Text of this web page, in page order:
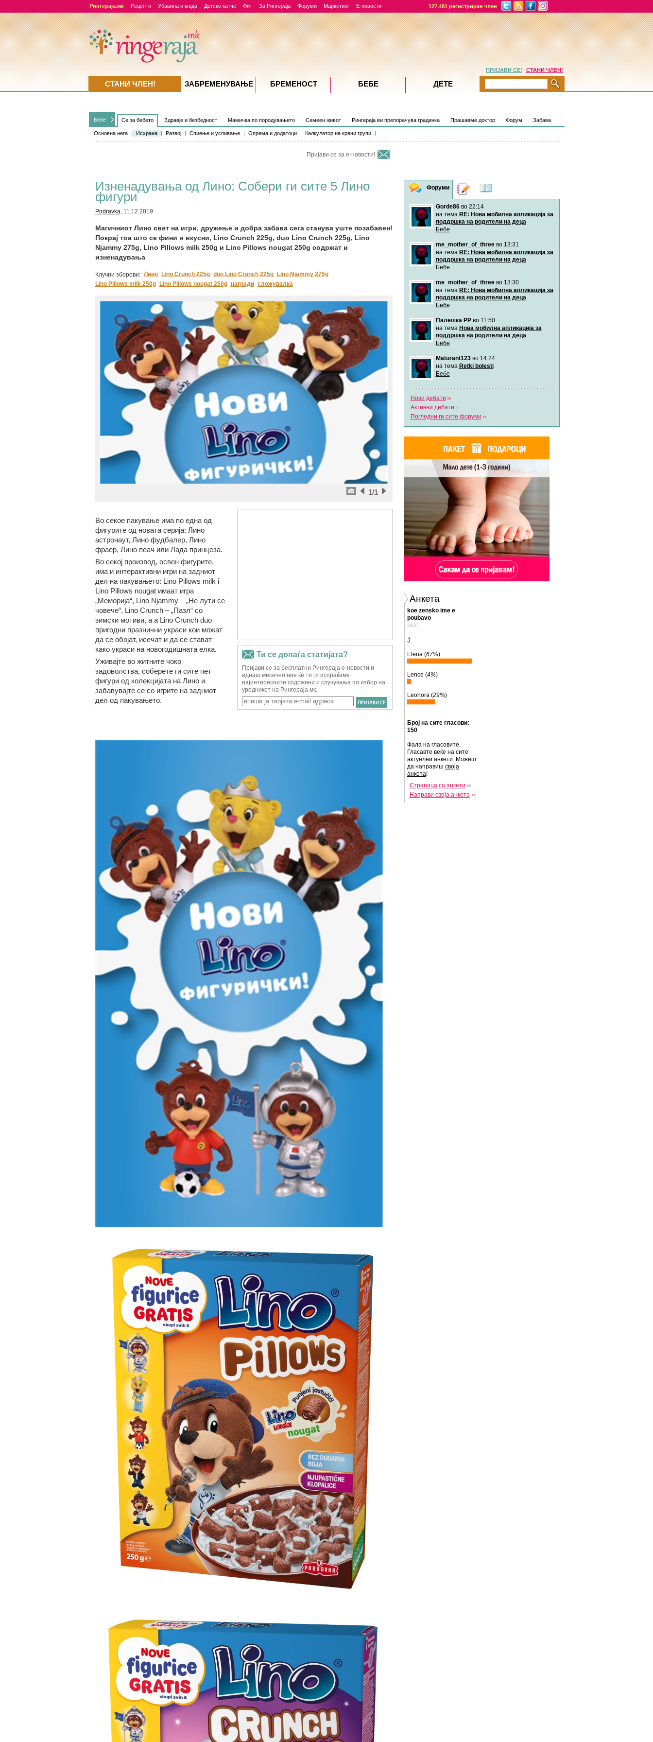
Рингераја.мк Рецепти Убавина и мода Детско катче Фит За Рингераја Форуми Маркетинг Е-новости 127.481 регистриран член
Бебе Се за бебето
Основна нега Исхрана Развој Спиење и успивање Опрема и додатоци Калкулатор на крвни групи
Здравје и безбедност Мамичка по породувањето Семеен живот Рингераја ви препорачува градинка Прашавме доктор Форум Забава
Пријави се за е-новости!
Изненадувања од Лино: Собери ги сите 5 Лино
фигури
Podravka, 11.12.2019
Магичниот Лино свет на игри, дружење и добра забава сега станува уште позабавен!
Покрај тоа што се фини и вкусни, Lino Crunch 225g, duo Lino Crunch 225g, Lino
Njammy 275g, Lino Pillows milk 250g и Lino Pillows nougat 250g содржат и
изненадувања
Клучни зборови: Лино Lino Crunch 225g duo Lino Crunch 225g
Lino Njammy 275g
Lino Pillows milk 250g
Lino Pillows nougat 250g награди сложувалка
/1
1
Во секое пакување има по една од
фигурите од новата серија: Лино
астронаут, Лино фудбалер, Лино
фраер, Лино пеач или Лада принцеза.
Во секој производ, освен фигурите,
има и интерактивни игри на задниот
дел на пакувањето: Lino Pillows milk i
Lino Pillows nougat имаат игра
„Меморија“, Lino Njammy – „Не лути се
човече“, Lino Crunch – „Пазл“ со
зимски мотиви, а a Lino Crunch duo
пригодни празнични украси кои можат
да се обојат, исечат и да се стават
како украси на новогодишната елка.
Уживајте во житните чоко
задоволства, соберете ги сите пет
фигури од колекцијата на Лино и
забавувајте се со игрите на задниот
дел од пакувањето.
Форуми Дневници
Gorde86во 22:14
на тема RE: Нова мобилна апликација за
поддршка на родители на деца
Бебе
me_mother_of_threeво 13:31
на тема RE: Нова мобилна апликација за
поддршка на родители на деца
Бебе
me_mother_of_threeво 13:30
на тема RE: Нова мобилна апликација за
поддршка на родители на деца
Бебе
Палешка РРво 11:50
на тема Нова мобилна апликација за
поддршка на родители на деца
Бебе
Maturant123во 14:24
на тема Retki bolesti
Бебе
Нови дебати
Активни дебати
Погледни ги сите форуми
Анкета
koe zensko ime e
poubavo
aklif
:)
Elena (67%)
Lence (4%)
Leonora (29%)
Број на сите гласови:
150
Фала на гласовите.
Гласавте веќе на сите
актуелни анкети. Можеш
да направиш своја
анкета!
Страница со анкети
Направи своја анкета
ПРИЈАВИ СЕ! СТАНИ ЧЛЕН!
СТАНИ ЧЛЕН! ЗАБРЕМЕНУВАЊE БРЕМЕНОСТ БЕБЕ ДЕТЕ